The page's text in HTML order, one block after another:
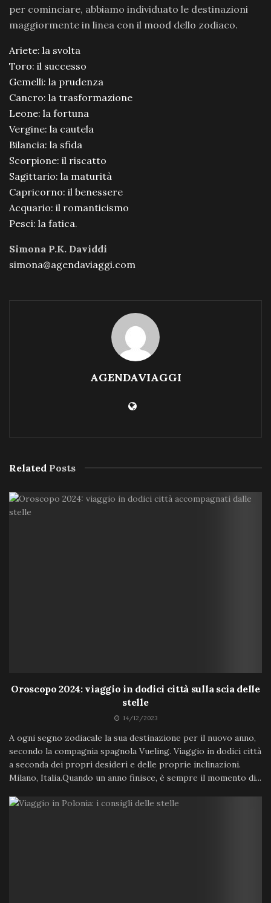
per cominciare, abbiamo individuato le destinazioni
maggiormente in linea con il mood dello zodiaco.
Ariete: la svolta
Toro: il successo
Gemelli: la prudenza
Cancro: la trasformazione
Leone: la fortuna
Vergine: la cautela
Bilancia: la sfida
Scorpione: il riscatto
Sagittario: la maturità
Capricorno: il benessere
Acquario: il romanticismo
Pesci: la fatica.
Simona P.K. Daviddi
simona@agendaviaggi.com
AGENDAVIAGGI
Related Posts
Oroscopo 2024: viaggio in dodici città sulla scia delle
stelle
14/12/2023
A ogni segno zodiacale la sua destinazione per il nuovo anno,
secondo la compagnia spagnola Vueling. Viaggio in dodici città
a seconda dei propri desideri e delle proprie inclinazioni.
Milano, Italia.Quando un anno finisce, è sempre il momento di...